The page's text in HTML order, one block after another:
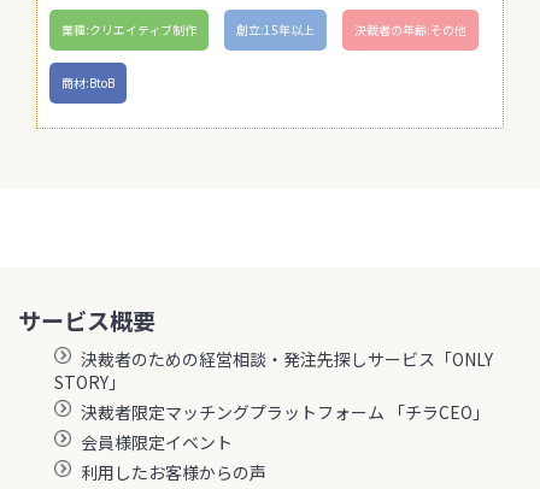
業種:クリエイティブ制作 創立:15年以上 決裁者の年齢:その他
商材:BtoB
サービス概要
決裁者のための経営相談・発注先探しサービス「ONLY
STORY」
決裁者限定マッチングプラットフォーム 「チラCEO」
会員様限定イベント
利用したお客様からの声